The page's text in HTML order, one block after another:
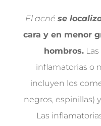
El acné se
cara y en menor
hombros.Las
inflamatorias o
incluyen los
negros, espinillas)
Las